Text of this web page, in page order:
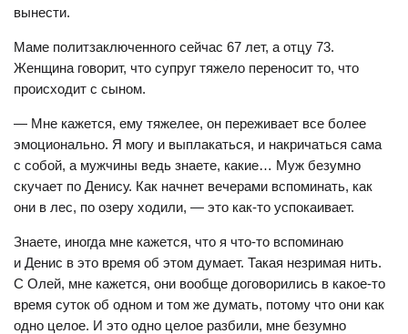
вынести.
Маме политзаключенного сейчас 67 лет, а отцу 73.
Женщина говорит, что супруг тяжело переносит то, что
происходит с сыном.
— Мне кажется, ему тяжелее, он переживает все более
эмоционально. Я могу и выплакаться, и накричаться сама
с собой, а мужчины ведь знаете, какие… Муж безумно
скучает по Денису. Как начнет вечерами вспоминать, как
они в лес, по озеру ходили, — это как-то успокаивает.
Знаете, иногда мне кажется, что я что-то вспоминаю
и Денис в это время об этом думает. Такая незримая нить.
С Олей, мне кажется, они вообще договорились в какое-то
время суток об одном и том же думать, потому что они как
одно целое. И это одно целое разбили, мне безумно